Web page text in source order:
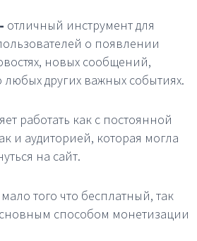
отличный инструмент для
о появлении
новых сообщений,
любых других важных событиях.
работать как с постоянной
и аудиторией, которая могла
на сайт.
того что бесплатный, так
способом монетизации